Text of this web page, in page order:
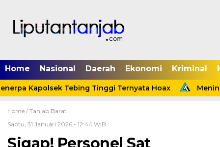
Home Nasional Daerah Ekonomi Kriminal
Kapolsek Tebing Tinggi Ternyata Hoax
Home / Tanjab Barat
Sabtu, 31 Januari 2026 - 12:44 WIB
Sigap! Personel Sat